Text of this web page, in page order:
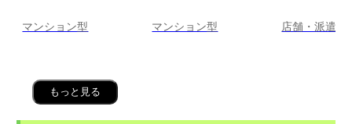
マンション型 マンション型 店舗・派遣
もっと見る